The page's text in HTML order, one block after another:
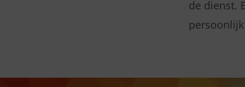
de dienst.